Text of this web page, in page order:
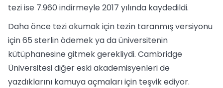
tezi ise 7.960 indirmeyle 2017 yılında kaydedildi.
Daha önce tezi okumak için tezin taranmış versiyonu
için 65 sterlin ödemek ya da üniversitenin
kütüphanesine gitmek gerekliydi. Cambridge
Üniversitesi diğer eski akademisyenleri de
yazdıklarını kamuya açmaları için teşvik ediyor.